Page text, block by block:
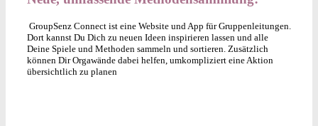
GroupSenz Connect ist eine Website und App für Gruppenleitungen.
Dort kannst Du Dich zu neuen Ideen inspirieren lassen und alle
Deine Spiele und Methoden sammeln und sortieren. Zusätzlich
können Dir Orgawände dabei helfen, umkompliziert eine Aktion
übersichtlich zu planen